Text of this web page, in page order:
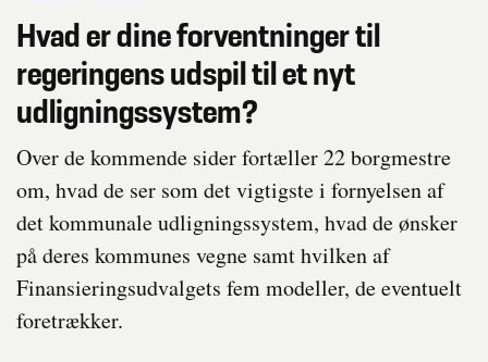
Hvad er dine forventninger til
regeringens udspil til et nyt
udligningssystem?
Over de kommende sider fortæller 22 borgmestre
om, hvad de ser som det vigtigste i fornyelsen af
det kommunale udligningssystem, hvad de ønsker
på deres kommunes vegne samt hvilken af
Finansieringsudvalgets fem modeller, de eventuelt
foretrækker.